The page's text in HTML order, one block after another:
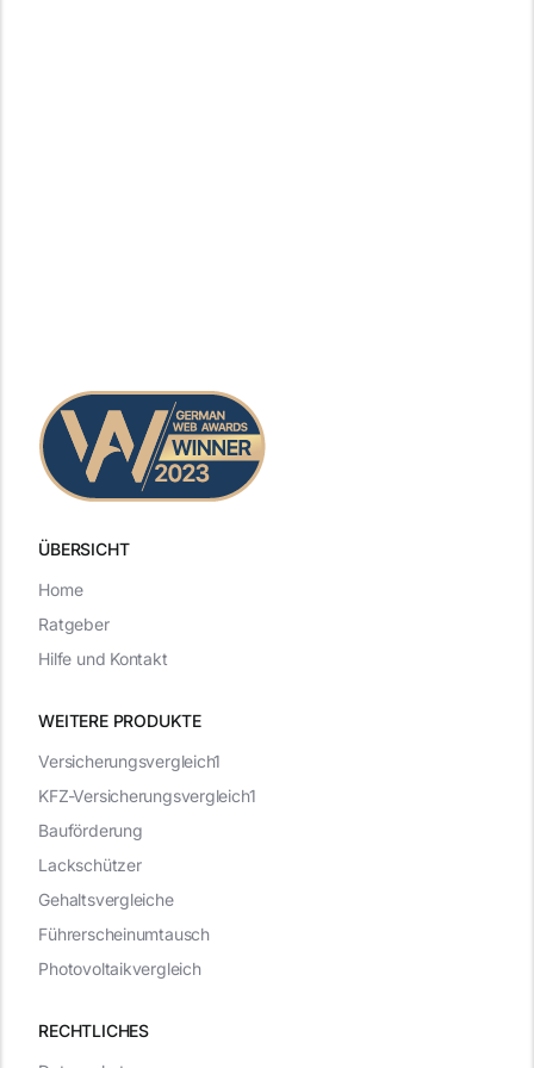
ÜBERSICHT
WEITERE PRODUKTE
RECHTLICHES
Versicherungsvergleich1
KFZ-Versicherungsvergleich1
Bauförderung
Lackschützer
Gehaltsvergleiche
Führerscheinumtausch
Photovoltaikvergleich
Home
Ratgeber
Hilfe und Kontakt